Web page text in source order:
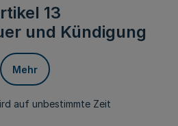
13
und Kündigung
Mehr
auf unbestimmte Zeit